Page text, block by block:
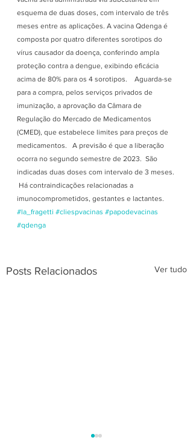
esquema de duas doses, com intervalo de três
meses entre as aplicações. A vacina Qdenga é
composta por quatro diferentes sorotipos do
vírus causador da doença, conferindo ampla
proteção contra a dengue, exibindo eficácia
acima de 80% para os 4 sorotipos.    Aguarda-se
para a compra, pelos serviços privados de
imunização, a aprovação da Câmara de
Regulação do Mercado de Medicamentos
(CMED), que estabelece limites para preços de
medicamentos.   A previsão é que a liberação
ocorra no segundo semestre de 2023.  São
indicadas duas doses com intervalo de 3 meses.
Há contraindicações relacionadas a
imunocomprometidos, gestantes e lactantes.
#la_fragetti #cliespvacinas #papodevacinas
#qdenga
Posts Relacionados Ver tudo